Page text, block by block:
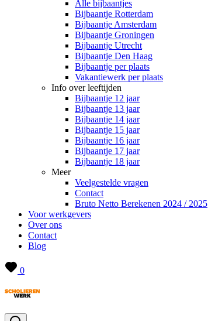
Alle bijbaantjes
Bijbaantje Rotterdam
Bijbaantje Amsterdam
Bijbaantje Groningen
Bijbaantje Utrecht
Bijbaantje Den Haag
Bijbaantje per plaats
Vakantiewerk per plaats
Info over leeftijden
Bijbaantje 12 jaar
Bijbaantje 13 jaar
Bijbaantje 14 jaar
Bijbaantje 15 jaar
Bijbaantje 16 jaar
Bijbaantje 17 jaar
Bijbaantje 18 jaar
Meer
Veelgestelde vragen
Contact
Bruto Netto Berekenen 2024 / 2025
Voor werkgevers
Over ons
Contact
Blog
0